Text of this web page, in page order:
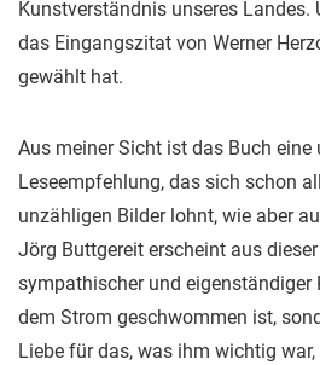
Kunstverständnis unseres Landes.
das Eingangszitat von Werner
gewählt hat.
Aus meiner Sicht ist das Buch eine
Leseempfehlung, das sich schon
unzähligen Bilder lohnt, wie aber
Jörg Buttgereit erscheint aus
sympathischer und eigenständiger
dem Strom geschwommen ist,
Liebe für das, was ihm wichtig